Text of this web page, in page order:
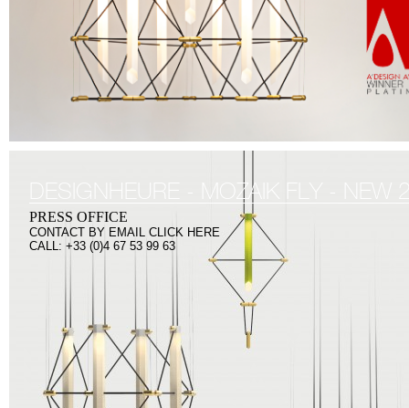
DESIGNHEURE - MOZAIK FLY - NEW
PRESS OFFICE
CONTACT BY EMAIL CLICK HERE
CALL: +33 (0)4 67 53 99 63